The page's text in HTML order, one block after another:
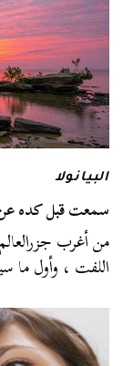
البيانولا
سمعت قبل كده
من أغرب
اللفت ، وأول